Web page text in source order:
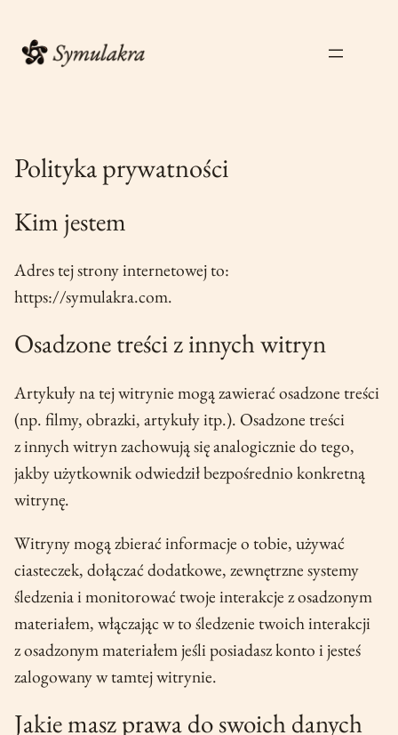
treści
Polityka prywatności
Kim jestem
Adres tej strony internetowej to:
https://symulakra.com.
Osadzone treści z innych witryn
Artykuły na tej witrynie mogą zawierać osadzone treści
(np. filmy, obrazki, artykuły itp.). Osadzone treści
z innych witryn zachowują się analogicznie do tego,
jakby użytkownik odwiedził bezpośrednio konkretną
witrynę.
Witryny mogą zbierać informacje o tobie, używać
ciasteczek, dołączać dodatkowe, zewnętrzne systemy
śledzenia i monitorować twoje interakcje z osadzonym
materiałem, włączając w to śledzenie twoich interakcji
z osadzonym materiałem jeśli posiadasz konto i jesteś
zalogowany w tamtej witrynie.
Jakie masz prawa do swoich danych